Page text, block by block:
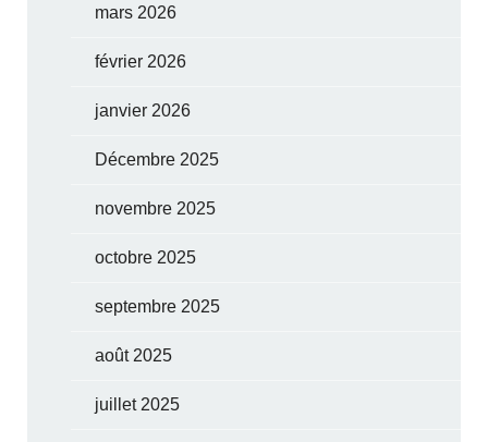
mars 2026
février 2026
janvier 2026
Décembre 2025
novembre 2025
octobre 2025
septembre 2025
août 2025
juillet 2025